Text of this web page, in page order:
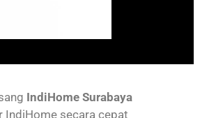
IndiHome Surabaya
IndiHome secara cepat